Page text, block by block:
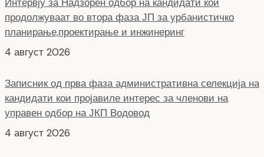
Записник од прва фаза административна селекција на
кандидати кои пројавиле интерес за членови на
управен одбор на ЈКП Водовод
НОВ ПАРКИНГ ПРОСТОР ВО БИТОЛА
5 август 2026